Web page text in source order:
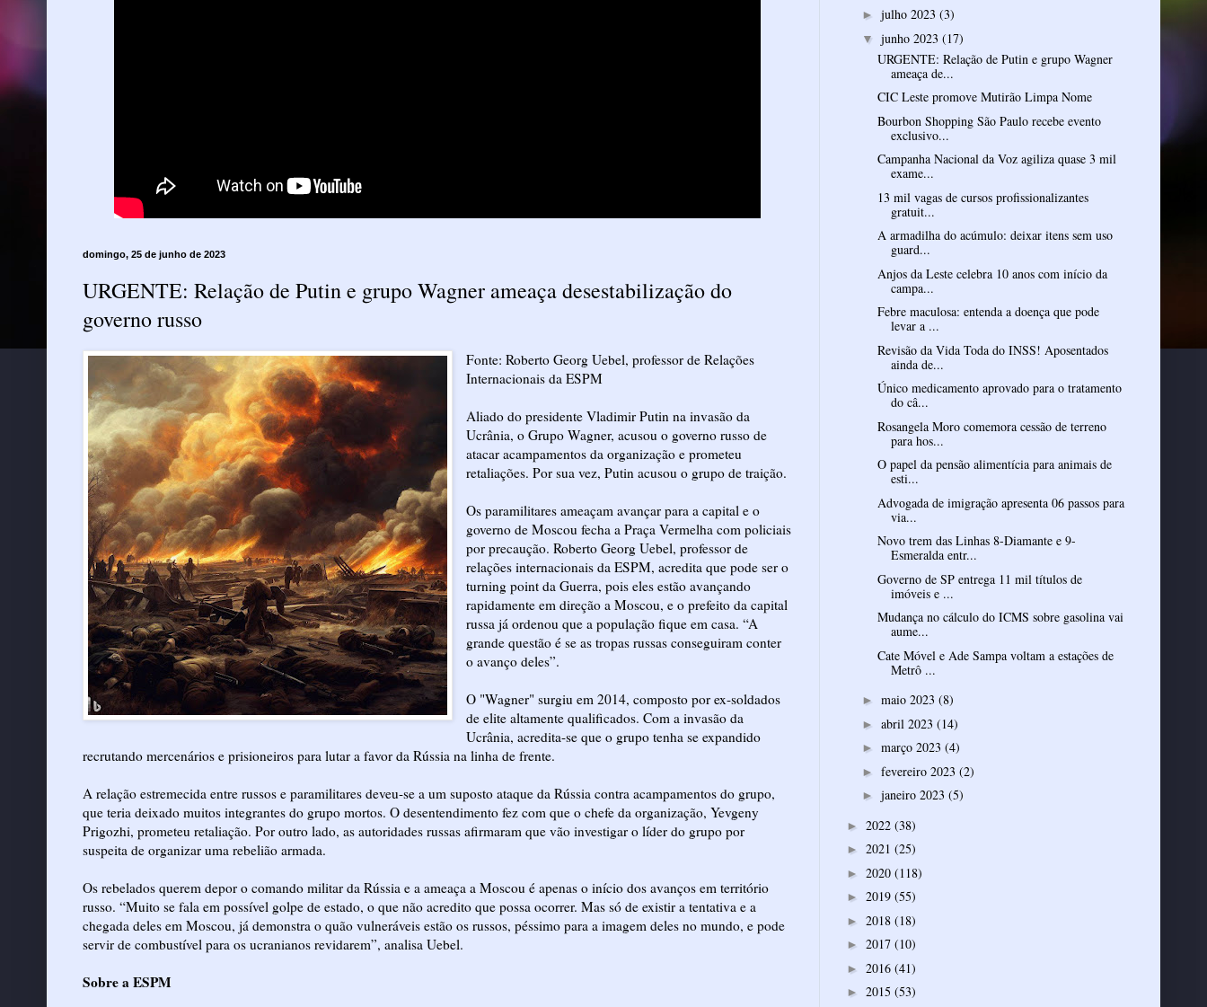
domingo, 25 de junho de 2023
URGENTE: Relação de Putin e grupo Wagner ameaça desestabilização do
governo russo
Fonte: Roberto Georg Uebel, professor de Relações
Internacionais da ESPM
Aliado do presidente Vladimir Putin na invasão da
Ucrânia, o Grupo Wagner, acusou o governo russo de
atacar acampamentos da organização e prometeu
retaliações. Por sua vez, Putin acusou o grupo de traição.
Os paramilitares ameaçam avançar para a capital e o
governo de Moscou fecha a Praça Vermelha com policiais
por precaução. Roberto Georg Uebel, professor de
relações internacionais da ESPM, acredita que pode ser o
turning point da Guerra, pois eles estão avançando
rapidamente em direção a Moscou, e o prefeito da capital
russa já ordenou que a população fique em casa. “A
grande questão é se as tropas russas conseguiram conter
o avanço deles”.
O "Wagner" surgiu em 2014, composto por ex-soldados
de elite altamente qualificados. Com a invasão da
Ucrânia, acredita-se que o grupo tenha se expandido
recrutando mercenários e prisioneiros para lutar a favor da Rússia na linha de frente.
A relação estremecida entre russos e paramilitares deveu-se a um suposto ataque da Rússia contra acampamentos do grupo,
que teria deixado muitos integrantes do grupo mortos. O desentendimento fez com que o chefe da organização, Yevgeny
Prigozhi, prometeu retaliação. Por outro lado, as autoridades russas afirmaram que vão investigar o líder do grupo por
suspeita de organizar uma rebelião armada.
Os rebelados querem depor o comando militar da Rússia e a ameaça a Moscou é apenas o início dos avanços em território
russo. “Muito se fala em possível golpe de estado, o que não acredito que possa ocorrer. Mas só de existir a tentativa e a
chegada deles em Moscou, já demonstra o quão vulneráveis estão os russos, péssimo para a imagem deles no mundo, e pode
servir de combustível para os ucranianos revidarem”, analisa Uebel.
Sobre a ESPM
► julho 2023 (3)
▼ junho 2023 (17)
URGENTE: Relação de Putin e grupo Wagner
ameaça de...
CIC Leste promove Mutirão Limpa Nome
Bourbon Shopping São Paulo recebe evento
exclusivo...
Campanha Nacional da Voz agiliza quase 3 mil
exame...
13 mil vagas de cursos profissionalizantes
gratuit...
A armadilha do acúmulo: deixar itens sem uso
guard...
Anjos da Leste celebra 10 anos com início da
campa...
Febre maculosa: entenda a doença que pode
levar a ...
Revisão da Vida Toda do INSS! Aposentados
ainda de...
Único medicamento aprovado para o tratamento
do câ...
Rosangela Moro comemora cessão de terreno
para hos...
O papel da pensão alimentícia para animais de
esti...
Advogada de imigração apresenta 06 passos para
via...
Novo trem das Linhas 8-Diamante e 9-
Esmeralda entr...
Governo de SP entrega 11 mil títulos de
imóveis e ...
Mudança no cálculo do ICMS sobre gasolina vai
aume...
Cate Móvel e Ade Sampa voltam a estações de
Metrô ...
► maio 2023 (8)
► abril 2023 (14)
► março 2023 (4)
► fevereiro 2023 (2)
► janeiro 2023 (5)
► 2022 (38)
► 2021 (25)
► 2020 (118)
► 2019 (55)
► 2018 (18)
► 2017 (10)
► 2016 (41)
► 2015 (53)